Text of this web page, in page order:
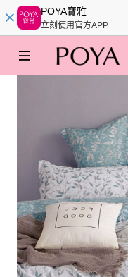
POYA寶雅
立刻使用官方APP